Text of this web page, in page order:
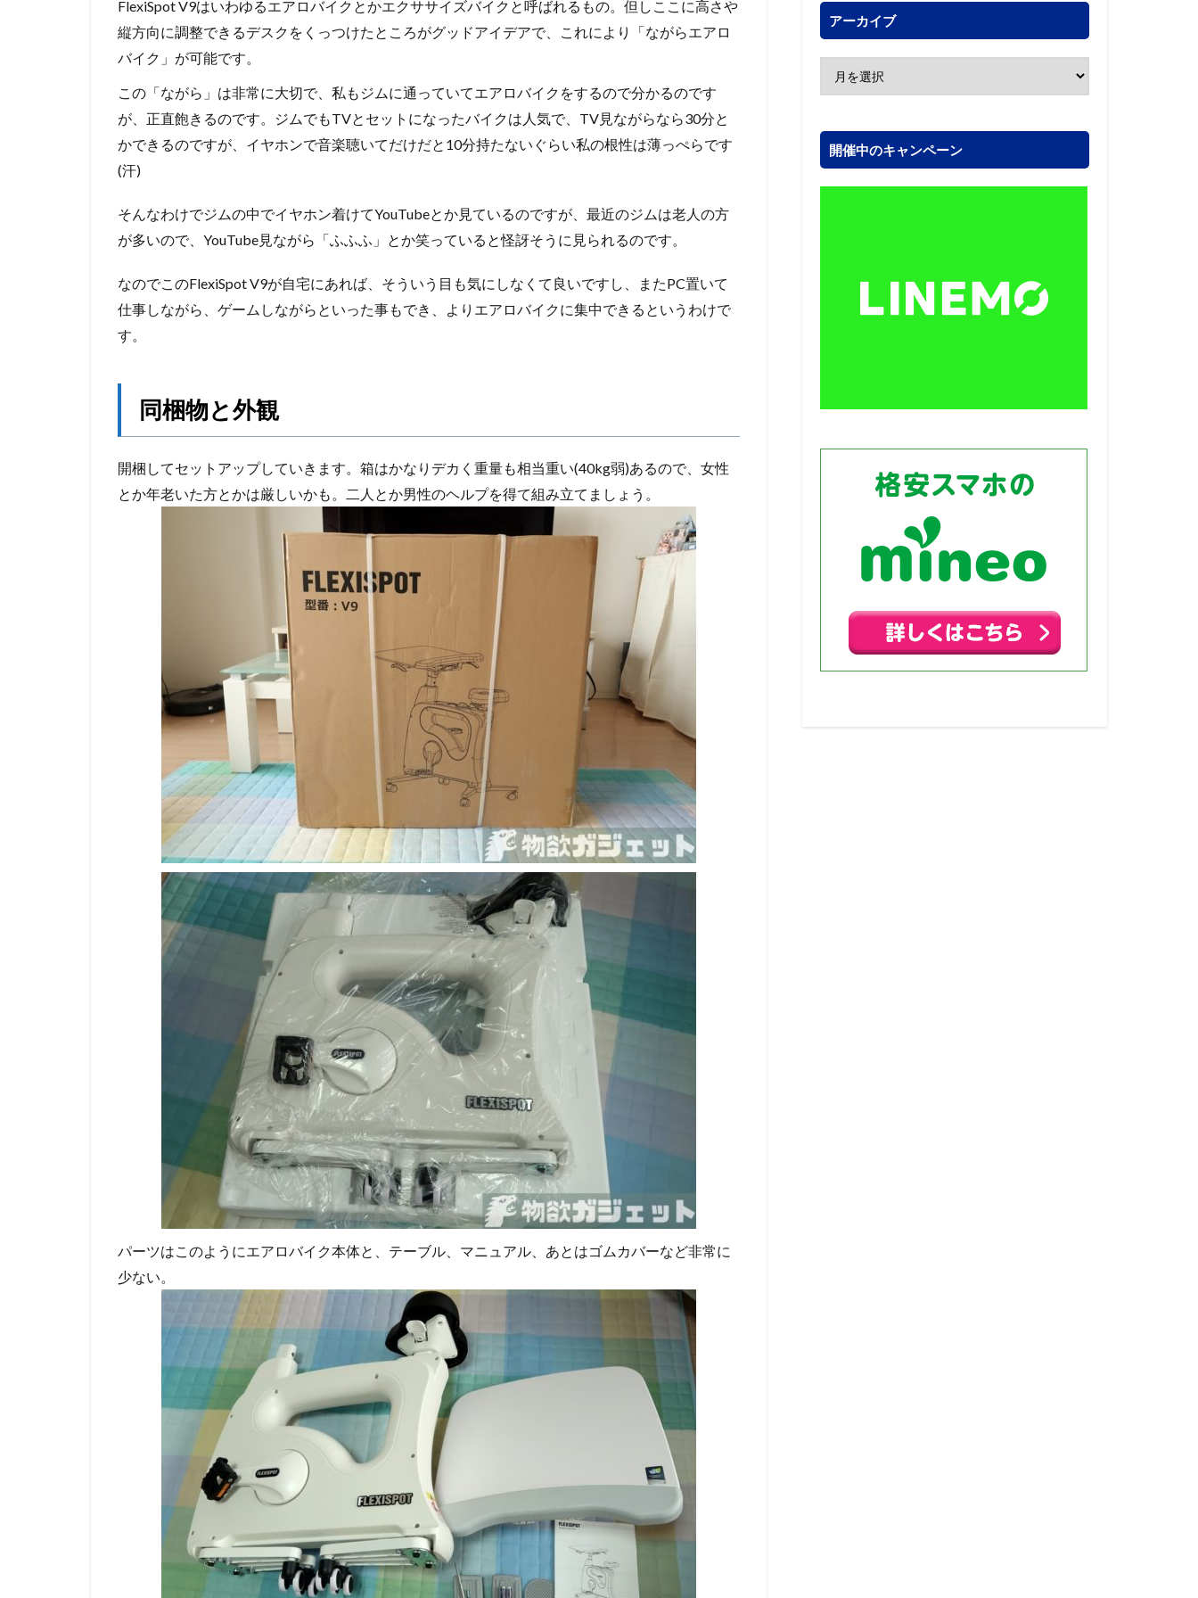
FlexiSpot V9はいわゆるエアロバイクとかエクササイズバイクと呼ばれるもの。但しここに高さや
縦方向に調整できるデスクをくっつけたところがグッドアイデアで、これにより「ながらエアロ
バイク」が可能です。
この「ながら」は非常に大切で、私もジムに通っていてエアロバイクをするので分かるのです
が、正直飽きるのです。ジムでもTVとセットになったバイクは人気で、TV見ながらなら30分と
かできるのですが、イヤホンで音楽聴いてだけだと10分持たないぐらい私の根性は薄っぺらです
(汗)
そんなわけでジムの中でイヤホン着けてYouTubeとか見ているのですが、最近のジムは老人の方
が多いので、YouTube見ながら「ふふふ」とか笑っていると怪訝そうに見られるのです。
なのでこのFlexiSpot V9が自宅にあれば、そういう目も気にしなくて良いですし、またPC置いて
仕事しながら、ゲームしながらといった事もでき、よりエアロバイクに集中できるというわけで
す。
同梱物と外観
開梱してセットアップしていきます。箱はかなりデカく重量も相当重い(40kg弱)あるので、女性
とか年老いた方とかは厳しいかも。二人とか男性のヘルプを得て組み立てましょう。
パーツはこのようにエアロバイク本体と、テーブル、マニュアル、あとはゴムカバーなど非常に
少ない。
アーカイブ
開催中のキャンペーン